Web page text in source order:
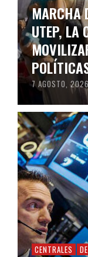
MARCHA
UTEP, LA
7 AGOSTO, 2026
CENTRALES